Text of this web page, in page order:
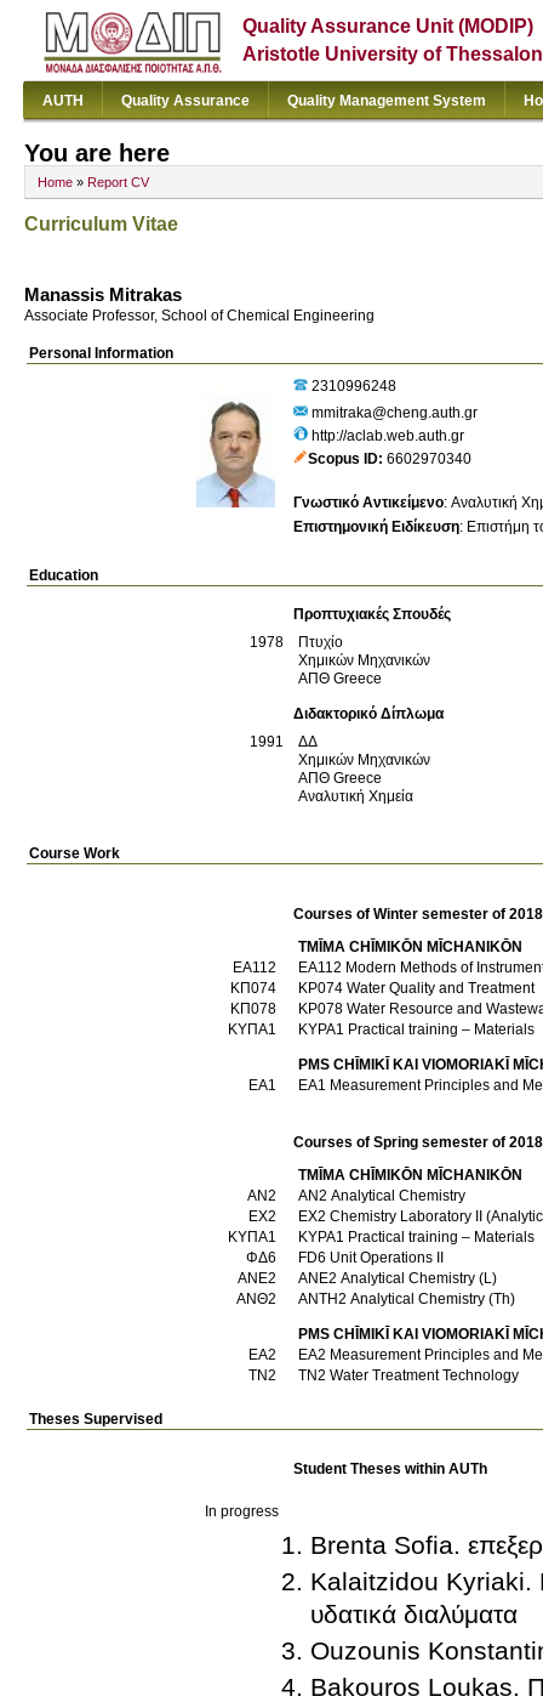
Quality Assurance Unit (MODIP)
Aristotle University of
AUTH Quality Assurance Quality Management System
You are here
Home » Report CV
Curriculum Vitae
Manassis Mitrakas
Associate Professor, School of Chemical Engineering
Personal Information
2310996248
mmitraka@cheng.auth.gr
http://aclab.web.auth.gr
Scopus ID 6602970340
Γνωστικό Αντικείμενο: Αναλυτική
Επιστημονική Ειδίκευση: Επιστήμη
Education
Προπτυχιακές Σπουδές
1978
Πτυχίο
Χημικών Μηχανικών
ΑΠΘ Greece
Διδακτορικό Δίπλωμα
1991
ΔΔ
Χημικών Μηχανικών
ΑΠΘ Greece
Αναλυτική Χημεία
Course Work
Courses of Winter semester of
TMĪMA CΗĪMIKŌN MĪCΗANIKŌN
ΕΑ112
EA112 Modern Methods of
ΚΠ074
KP074 Water Quality and Treatment
ΚΠ078
KP078 Water Resource and
ΚΥΠΑ1
KYPA1 Practical training – Materials
PMS CΗĪMIKĪ KAI VIOMORIAKĪ
ΕΑ1
EA1 Measurement Principles
Courses of Spring semester of
TMĪMA CΗĪMIKŌN MĪCΗANIKŌN
ΑΝ2
AN2 Analytical Chemistry
ΕΧ2
EX2 Chemistry Laboratory II
ΚΥΠΑ1
KYPA1 Practical training – Materials
ΦΔ6
FD6 Unit Operations II
ΑΝΕ2
ANE2 Analytical Chemistry (L)
ΑΝΘ2
ANTH2 Analytical Chemistry (Th)
PMS CΗĪMIKĪ KAI VIOMORIAKĪ
ΕΑ2
EA2 Measurement Principles
ΤΝ2
TN2 Water Treatment Technology
Theses Supervised
Student Theses within AUTh
In progress
Brenta Sofia.
Kalaitzidou Kyriaki.
υδατικά διαλύματα
Ouzounis
Bakouros Loukas.